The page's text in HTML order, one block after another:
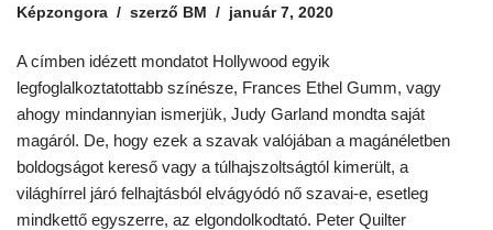
Képzongora szerző BM január 7, 2020
A címben idézett mondatot Hollywood egyik
legfoglalkoztatottabb színésze, Frances Ethel Gumm, vagy
ahogy mindannyian ismerjük, Judy Garland mondta saját
magáról. De, hogy ezek a szavak valójában a magánéletben
boldogságot kereső vagy a túlhajszoltságtól kimerült, a
világhírrel járó felhajtásból elvágyódó nő szavai-e, esetleg
mindkettő egyszerre, az elgondolkodtató. Peter Quilter